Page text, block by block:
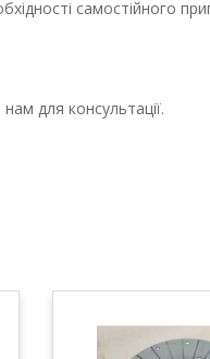
самостійного
для консультації.